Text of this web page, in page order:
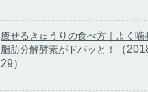
痩せるきゅうりの食べ方｜よく噛
脂肪分解酵素がドバッと！
（
29）